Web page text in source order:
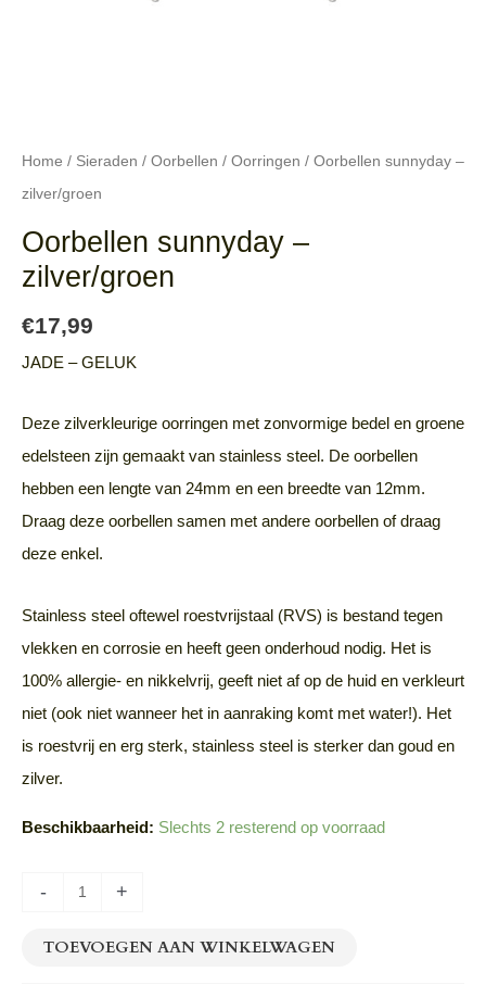
Home / Sieraden / Oorbellen / Oorringen / Oorbellen sunnyday –
zilver/groen
Oorbellen sunnyday –
zilver/groen
€17,99
JADE – GELUK
Deze zilverkleurige oorringen met zonvormige bedel en groene
edelsteen zijn gemaakt van stainless steel. De oorbellen
hebben een lengte van 24mm en een breedte van 12mm.
Draag deze oorbellen samen met andere oorbellen of draag
deze enkel.
Stainless steel oftewel roestvrijstaal (RVS) is bestand tegen
vlekken en corrosie en heeft geen onderhoud nodig. Het is
100% allergie- en nikkelvrij, geeft niet af op de huid en verkleurt
niet (ook niet wanneer het in aanraking komt met water!). Het
is roestvrij en erg sterk, stainless steel is sterker dan goud en
zilver.
Beschikbaarheid: Slechts 2 resterend op voorraad
- +
TOEVOEGEN AAN WINKELWAGEN